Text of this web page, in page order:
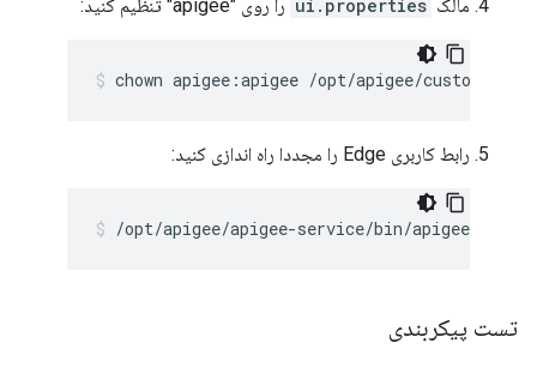
مالک ui.properties را روی "apigee" تنظیم کنید:
chown apigee:apigee /opt/apigee/customer/
رابط کاربری Edge را مجددا راه اندازی کنید:
/opt/apigee/apigee-service/bin/apigee-
تست پیکربندی